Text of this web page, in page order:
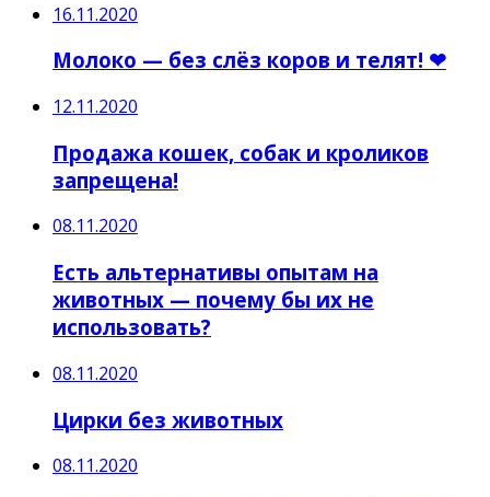
16.11.2020
Молоко — без слёз коров и телят! ❤
12.11.2020
Продажа кошек, собак и кроликов
запрещена!
08.11.2020
Есть альтернативы опытам на
животных — почему бы их не
использовать?
08.11.2020
Цирки без животных
08.11.2020